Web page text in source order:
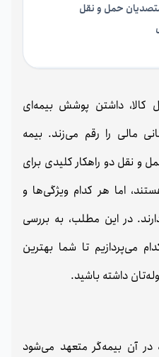
متصدیان حمل و نقل
داشتن پوشش بیمه‌ای
مالی را رقم می‌زند. بیمه
و نقل دو راهکار کلیدی برای
اما هر کدام ویژگی‌ها و
در این مطلب، به بررسی
می‌پردازیم تا شما بهترین
داشته باشید.
در آن بیمه‌گر متعهد می‌شود